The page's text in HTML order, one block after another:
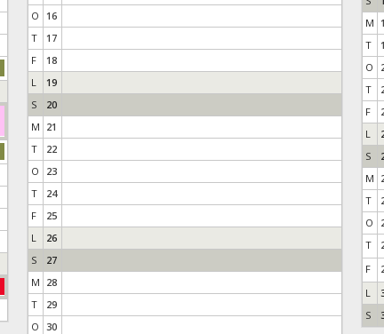
O
16
T
17
F
18
L
19
S
20
M 21
T
22
O
23
T
24
F
25
L
26
S
27
M 28
T
29
O 30
M
T
O
T
F
L
S
M
T
O
T
F
L
S